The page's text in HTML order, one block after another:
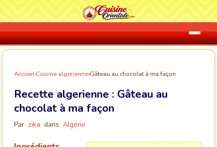
Accueil›Cuisine algerienne›Gâteau au chocolat à ma façon
Recette algerienne : Gâteau au
chocolat à ma façon
Par zika dans Algérie